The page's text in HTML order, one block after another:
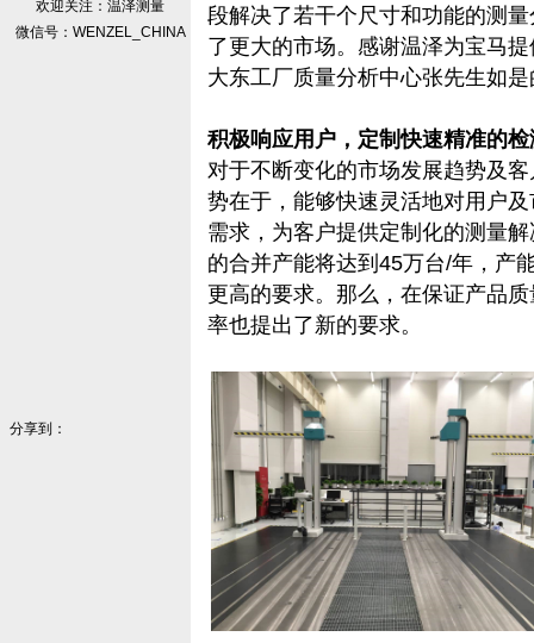
欢迎关注：温泽测量
微信号：WENZEL_CHINA
分享到：
段解决了若干个尺寸和功能的测
了更大的市场。感谢温泽为宝马
大东工厂质量分析中心张先生如
积极响应用户，定制快速精准的
对于不断变化的市场发展趋势及
势在于，能够快速灵活地对用户
需求，为客户提供定制化的测量
的合并产能将达到45万台/年，产
更高的要求。那么，在保证产品
率也提出了新的要求。